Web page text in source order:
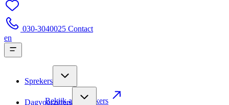
030-3040025 Contact
en
Sprekers
Bekijk alle sprekers
Dagvoorzitters